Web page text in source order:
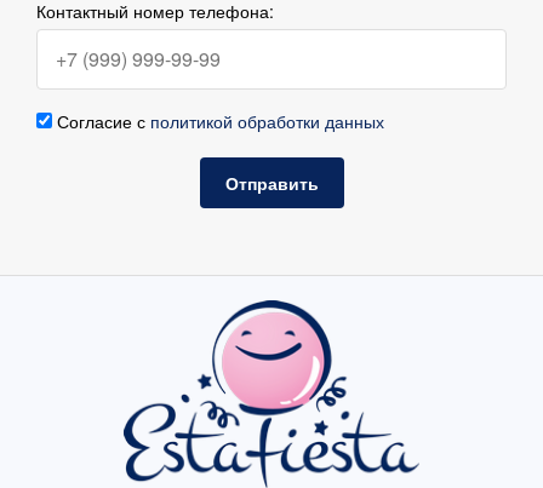
Контактный номер телефона:
Согласие с политикой обработки данных
Отправить